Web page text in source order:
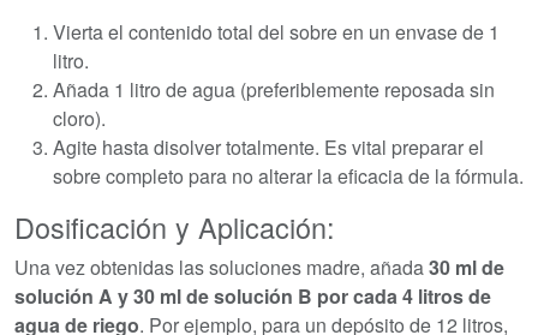
Vierta el contenido total del sobre en un envase de 1
litro.
Añada 1 litro de agua (preferiblemente reposada sin
cloro).
Agite hasta disolver totalmente. Es vital preparar el
sobre completo para no alterar la eficacia de la fórmula.
Dosificación y Aplicación:
Una vez obtenidas las soluciones madre, añada30 ml de
solución A y 30 ml de solución B por cada 4 litros de
agua de riego. Por ejemplo, para un depósito de 12 litros,